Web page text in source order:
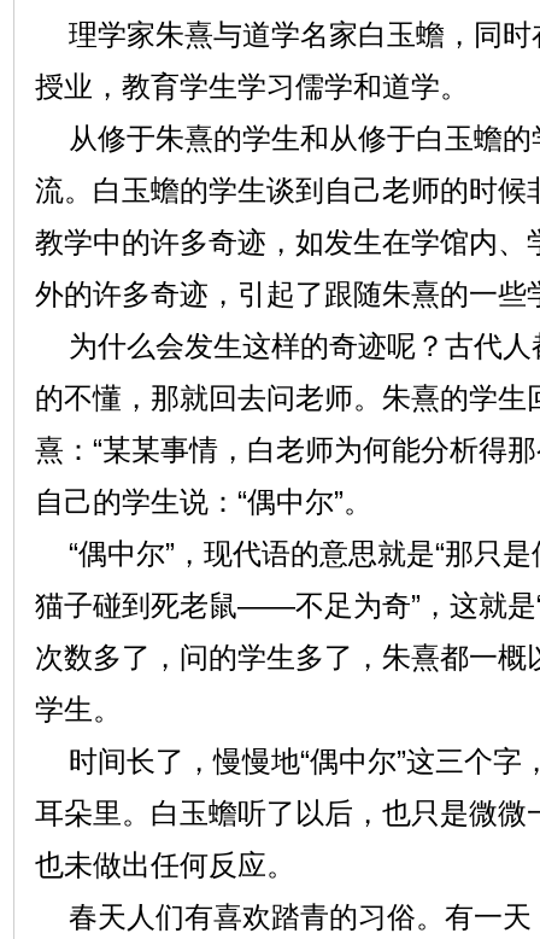
理学家朱熹与道学名家白玉蟾，同时
授业，教育学生学习儒学和道学。
从修于朱熹的学生和从修于白玉蟾的
流。白玉蟾的学生谈到自己老师的时候
教学中的许多奇迹，如发生在学馆内、
外的许多奇迹，引起了跟随朱熹的一些
为什么会发生这样的奇迹呢？古代人
的不懂，那就回去问老师。朱熹的学生
熹：“某某事情，白老师为何能分析得
自己的学生说：“偶中尔”。
“偶中尔”，现代语的意思就是“那只是
猫子碰到死老鼠——不足为奇”，这就是
次数多了，问的学生多了，朱熹都一概
学生。
时间长了，慢慢地“偶中尔”这三个字
耳朵里。白玉蟾听了以后，也只是微微
也未做出任何反应。
春天人们有喜欢踏青的习俗。有一天